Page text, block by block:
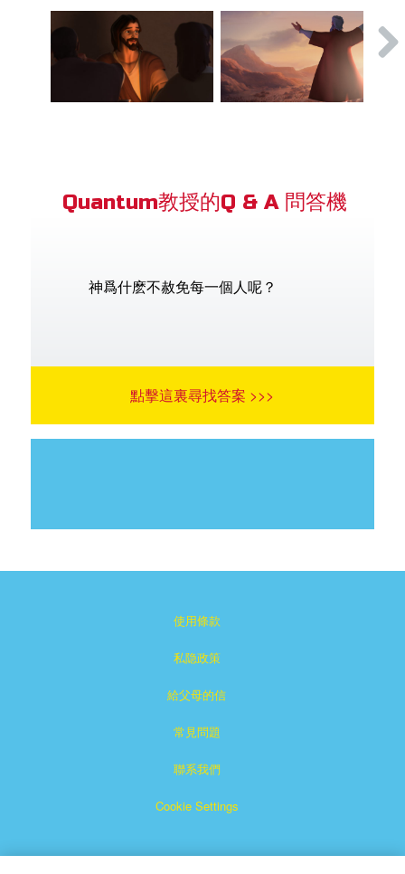
Quantum教授的Q & A 問答機
神爲什麽不赦免每一個人呢？
點擊這裏尋找答案 >>>
使用條款
私隐政策
給父母的信
常見問題
聯系我們
Cookie Settings